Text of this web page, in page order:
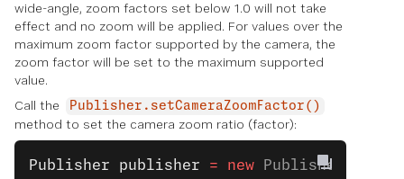
wide-angle, zoom factors set below 1.0 will not take
effect and no zoom will be applied. For values over the
maximum zoom factor supported by the camera, the
zoom factor will be set to the maximum supported
value.
Call the
Publisher.setCameraZoomFactor()
method to set the camera zoom ratio (factor):
Publisher publisher = new Publisher.